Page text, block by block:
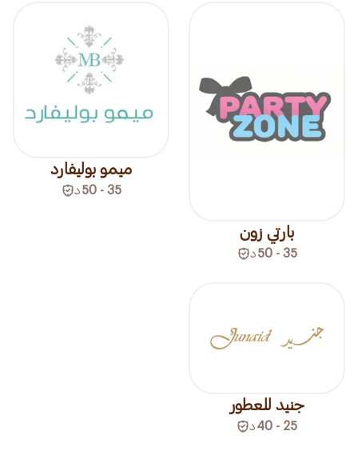
بارتي زون
35 - 50 د
ميمو بوليفارد
35 - 50 د
جنيد للعطور
25 - 40 د